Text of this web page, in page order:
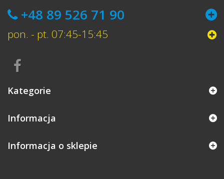
+48 89 526 71 90
pon. - pt. 07:45-15:45
Kategorie
Informacja
Informacja o sklepie